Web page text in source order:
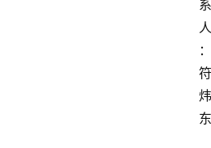
系
人
：
符
炜
东